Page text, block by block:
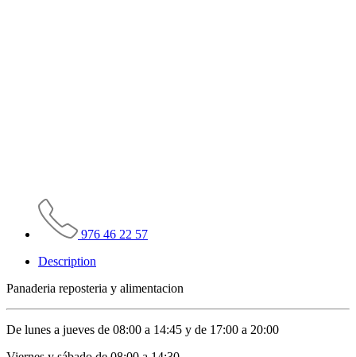
976 46 22 57
Description
Panaderia reposteria y alimentacion
De lunes a jueves de 08:00 a 14:45 y de 17:00 a 20:00